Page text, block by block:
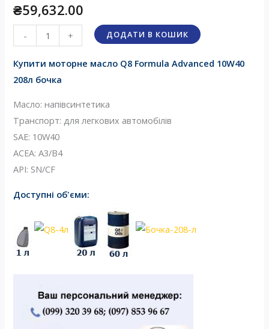
5.00 з 5 на
основі
опитування
₴59,632.00
-
Q8
Formula
Advanced
бочка
+ ДОДАТИ В КОШИК
Купити моторне масло Q8 Formula Advanced 10W40
208л бочка
Масло: напівсинтетика
Транспорт: для легкових автомобілів
SAE: 10W40
ACEA: А3/B4
API: SN/CF
Доступні об'єми: